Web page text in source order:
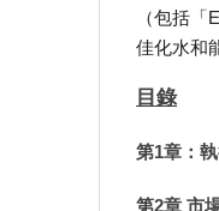
（包括
佳化水和
目錄
第1章：
第2章 市